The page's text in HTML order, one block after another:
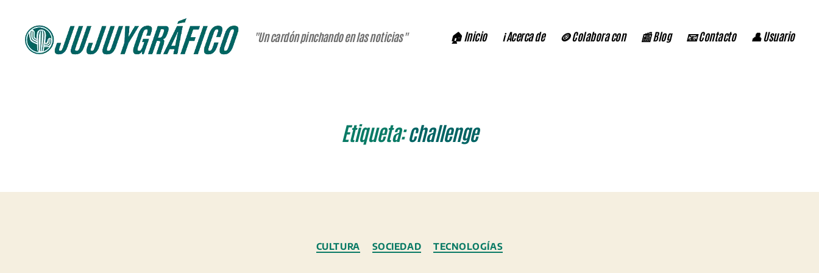
"Un cardón pinchando en las noticias" 🏠 Inicio ℹ️ Acerca de 🪙 Colabora con 📰 Blog 📧 Contacto 👤 Usuario
Etiqueta:challenge
Categorías
CULTURA SOCIEDAD TECNOLOGÍAS